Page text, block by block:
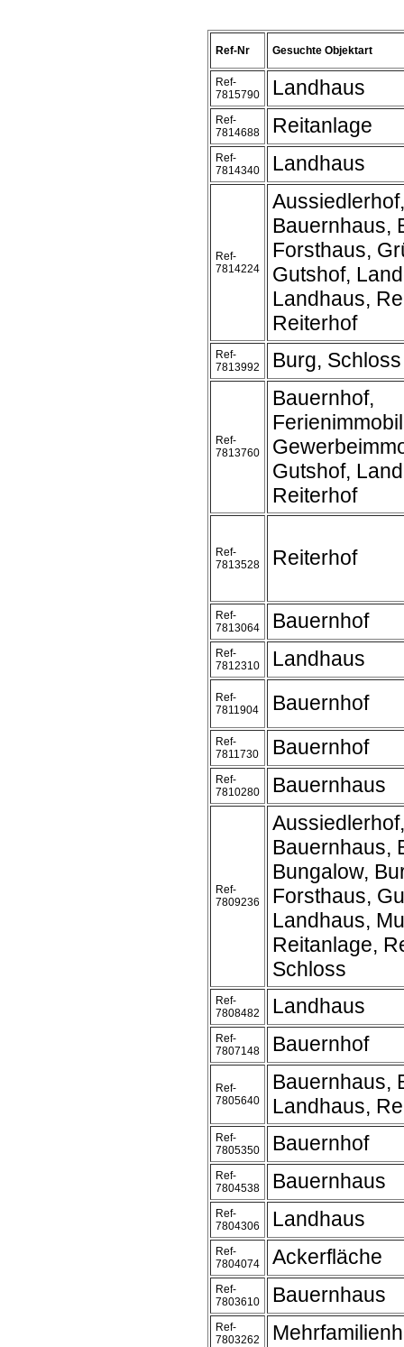
Ref-Nr Gesuchte Objektart
Ref-
7815790
Landhaus
Ref-
7814688
Reitanlage
Ref-
7814340
Landhaus
Ref-
7814224
Aussiedlerhof,
Bauernhaus,
Forsthaus,
Gutshof,
Landhaus,
Reiterhof
Ref-
7813992
Burg, Schloss
Ref-
7813760
Bauernhof,
Gutshof,
Reiterhof
Ref-
7813528
Reiterhof
Ref-
7813064
Bauernhof
Ref-
7812310
Landhaus
Ref-
7811904
Bauernhof
Ref-
7811730
Bauernhof
Ref-
7810280
Bauernhaus
Ref-
7809236
Bauernhaus,
Bungalow,
Forsthaus,
Landhaus,
Reitanlage,
Schloss
Ref-
7808482
Landhaus
Ref-
7807148
Bauernhof
Ref-
7805640
Bauernhaus,
Landhaus,
Ref-
7805350
Bauernhof
Ref-
7804538
Bauernhaus
Ref-
7804306
Landhaus
Ref-
7804074
Ackerfläche
Ref-
7803610
Bauernhaus
Ref-
7803262